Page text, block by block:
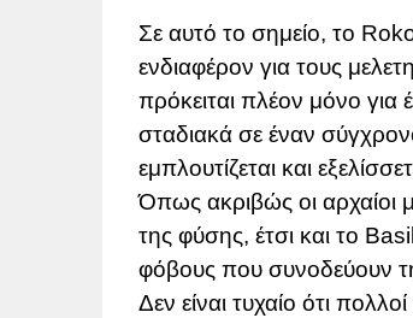
Σε αυτό το σημείο, το
ενδιαφέρον για τους
πρόκειται πλέον μόνο
σταδιακά σε έναν
εμπλουτίζεται και
Όπως ακριβώς οι αρχαίοι
της φύσης, έτσι και το
φόβους που συνοδεύουν
Δεν είναι τυχαίο ότι